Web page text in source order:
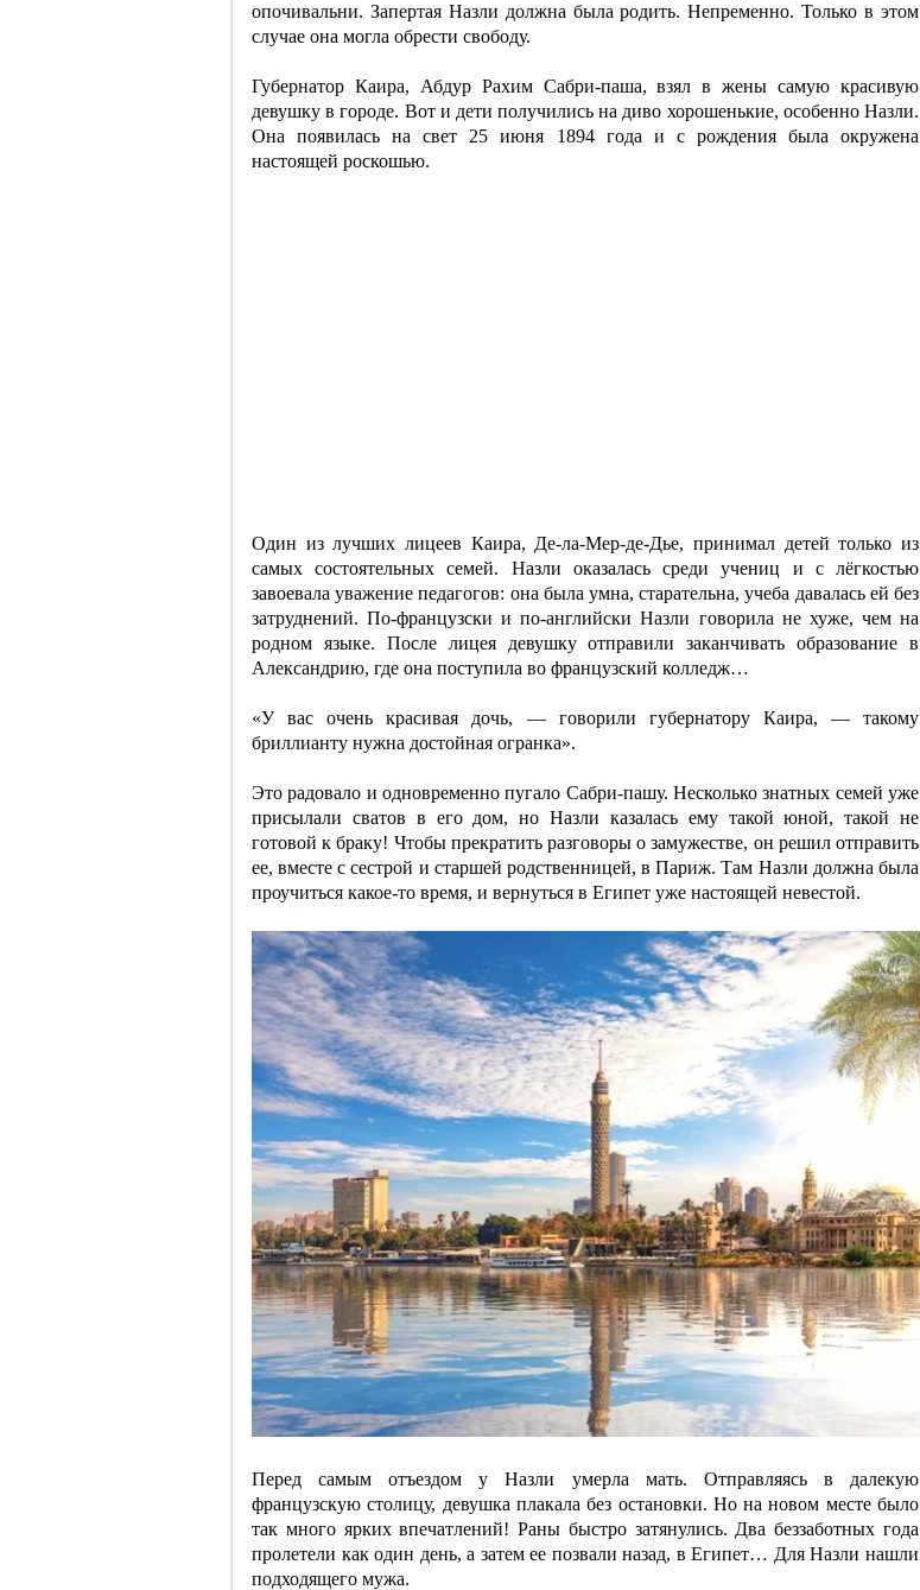
опочивальни. Запертая Назли должна была родить. Непременно. Только в этом
случае она могла обрести свободу.
Губернатор Каира, Абдур Рахим Сабри-паша, взял в жены самую красивую
девушку в городе. Вот и дети получились на диво хорошенькие, особенно Назли.
Она появилась на свет 25 июня 1894 года и с рождения была окружена
настоящей роскошью.
Один из лучших лицеев Каира, Де-ла-Мер-де-Дье, принимал детей только из
самых состоятельных семей. Назли оказалась среди учениц и с лёгкостью
завоевала уважение педагогов: она была умна, старательна, учеба давалась ей без
затруднений. По-французски и по-английски Назли говорила не хуже, чем на
родном языке. После лицея девушку отправили заканчивать образование в
Александрию, где она поступила во французский колледж…
«У вас очень красивая дочь, — говорили губернатору Каира, — такому
бриллианту нужна достойная огранка».
Это радовало и одновременно пугало Сабри-пашу. Несколько знатных семей уже
присылали сватов в его дом, но Назли казалась ему такой юной, такой не
готовой к браку! Чтобы прекратить разговоры о замужестве, он решил отправить
ее, вместе с сестрой и старшей родственницей, в Париж. Там Назли должна была
проучиться какое-то время, и вернуться в Египет уже настоящей невестой.
Перед самым отъездом у Назли умерла мать. Отправляясь в далекую
французскую столицу, девушка плакала без остановки. Но на новом месте было
так много ярких впечатлений! Раны быстро затянулись. Два беззаботных года
пролетели как один день, а затем ее позвали назад, в Египет… Для Назли нашли
подходящего мужа.